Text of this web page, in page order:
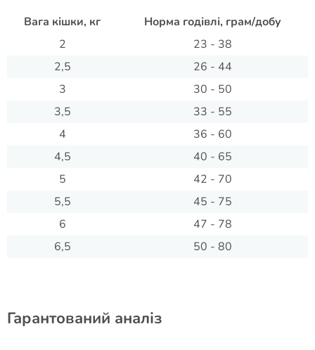
Вага кішки, кг
Норма годівлі, грам/добу
2
23 - 38
2,5
26 - 44
3
30 - 50
3,5
33 - 55
4
36 - 60
4,5
40 - 65
5
42 - 70
5,5
45 - 75
6
47 - 78
6,5
50 - 80
Гарантований аналіз